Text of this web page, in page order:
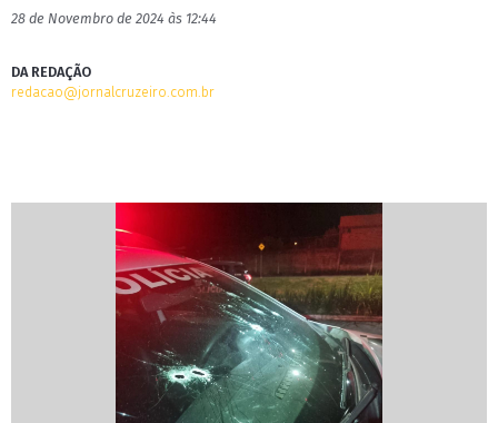
28 de Novembro de 2024 às 12:44
DA REDAÇÃO
redacao@jornalcruzeiro.com.br